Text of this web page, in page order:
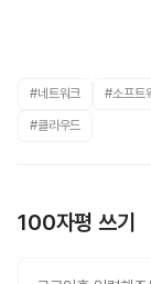
#네트워크 #소프트
#클라우드
100자평 쓰기